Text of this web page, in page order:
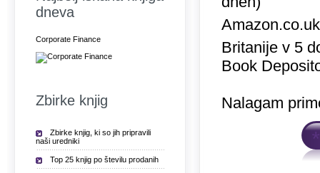
Britanije v 5
Book
Nalagam
dneva
Corporate Finance
Zbirke knjig
Zbirke knjig, ki so jih pripravili
naši uredniki
Top 25 knjig po številu prodanih